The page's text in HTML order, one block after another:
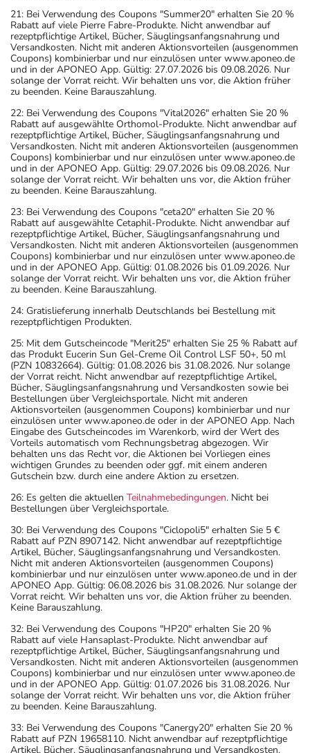
21: Bei Verwendung des Coupons "Summer20" erhalten Sie 20 %
Rabatt auf viele Pierre Fabre-Produkte. Nicht anwendbar auf
rezeptpflichtige Artikel, Bücher, Säuglingsanfangsnahrung und
Versandkosten. Nicht mit anderen Aktionsvorteilen (ausgenommen
Coupons) kombinierbar und nur einzulösen unter www.aponeo.de
und in der APONEO App. Gültig: 27.07.2026 bis 09.08.2026. Nur
solange der Vorrat reicht. Wir behalten uns vor, die Aktion früher
zu beenden. Keine Barauszahlung.
22: Bei Verwendung des Coupons "Vital2026" erhalten Sie 20 %
Rabatt auf ausgewählte Orthomol-Produkte. Nicht anwendbar auf
rezeptpflichtige Artikel, Bücher, Säuglingsanfangsnahrung und
Versandkosten. Nicht mit anderen Aktionsvorteilen (ausgenommen
Coupons) kombinierbar und nur einzulösen unter www.aponeo.de
und in der APONEO App. Gültig: 29.07.2026 bis 09.08.2026. Nur
solange der Vorrat reicht. Wir behalten uns vor, die Aktion früher
zu beenden. Keine Barauszahlung.
23: Bei Verwendung des Coupons "ceta20" erhalten Sie 20 %
Rabatt auf ausgewählte Cetaphil-Produkte. Nicht anwendbar auf
rezeptpflichtige Artikel, Bücher, Säuglingsanfangsnahrung und
Versandkosten. Nicht mit anderen Aktionsvorteilen (ausgenommen
Coupons) kombinierbar und nur einzulösen unter www.aponeo.de
und in der APONEO App. Gültig: 01.08.2026 bis 01.09.2026. Nur
solange der Vorrat reicht. Wir behalten uns vor, die Aktion früher
zu beenden. Keine Barauszahlung.
24: Gratislieferung innerhalb Deutschlands bei Bestellung mit
rezeptpflichtigen Produkten.
25: Mit dem Gutscheincode "Merit25" erhalten Sie 25 % Rabatt auf
das Produkt Eucerin Sun Gel-Creme Oil Control LSF 50+, 50 ml
(PZN 10832664). Gültig: 01.08.2026 bis 31.08.2026. Nur solange
der Vorrat reicht. Nicht anwendbar auf rezeptpflichtige Artikel,
Bücher, Säuglingsanfangsnahrung und Versandkosten sowie bei
Bestellungen über Vergleichsportale. Nicht mit anderen
Aktionsvorteilen (ausgenommen Coupons) kombinierbar und nur
einzulösen unter www.aponeo.de oder in der APONEO App. Nach
Eingabe des Gutscheincodes im Warenkorb, wird der Wert des
Vorteils automatisch vom Rechnungsbetrag abgezogen. Wir
behalten uns das Recht vor, die Aktionen bei Vorliegen eines
wichtigen Grundes zu beenden oder ggf. mit einem anderen
Gutschein bzw. durch eine andere Aktion zu ersetzen.
26: Es gelten die aktuellen Teilnahmebedingungen. Nicht bei
Bestellungen über Vergleichsportale.
30: Bei Verwendung des Coupons "Ciclopoli5" erhalten Sie 5 €
Rabatt auf PZN 8907142. Nicht anwendbar auf rezeptpflichtige
Artikel, Bücher, Säuglingsanfangsnahrung und Versandkosten.
Nicht mit anderen Aktionsvorteilen (ausgenommen Coupons)
kombinierbar und nur einzulösen unter www.aponeo.de und in der
APONEO App. Gültig: 06.08.2026 bis 31.08.2026. Nur solange der
Vorrat reicht. Wir behalten uns vor, die Aktion früher zu beenden.
Keine Barauszahlung.
32: Bei Verwendung des Coupons "HP20" erhalten Sie 20 %
Rabatt auf viele Hansaplast-Produkte. Nicht anwendbar auf
rezeptpflichtige Artikel, Bücher, Säuglingsanfangsnahrung und
Versandkosten. Nicht mit anderen Aktionsvorteilen (ausgenommen
Coupons) kombinierbar und nur einzulösen unter www.aponeo.de
und in der APONEO App. Gültig: 01.07.2026 bis 31.08.2026. Nur
solange der Vorrat reicht. Wir behalten uns vor, die Aktion früher
zu beenden. Keine Barauszahlung.
33: Bei Verwendung des Coupons "Canergy20" erhalten Sie 20 %
Rabatt auf PZN 19658110. Nicht anwendbar auf rezeptpflichtige
Artikel, Bücher, Säuglingsanfangsnahrung und Versandkosten.